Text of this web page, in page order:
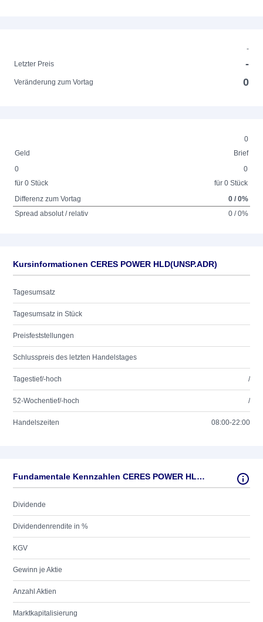
-
Letzter Preis
-
Veränderung zum Vortag 0
0
Geld
Brief
0
für 0 Stück
0
für 0 Stück
Differenz zum Vortag
0 / 0%
Spread absolut / relativ
0 / 0%
Kursinformationen CERES POWER HLD(UNSP.ADR)
Tagesumsatz
Tagesumsatz in Stück
Preisfeststellungen
Schlusspreis des letzten Handelstages
Tagestief/-hoch /
52-Wochentief/-hoch /
Handelszeiten 08:00-22:00
Fundamentale Kennzahlen CERES POWER HLD(UNSP.ADR)
Dividende
Dividendenrendite in %
KGV
Gewinn je Aktie
Anzahl Aktien
Marktkapitalisierung